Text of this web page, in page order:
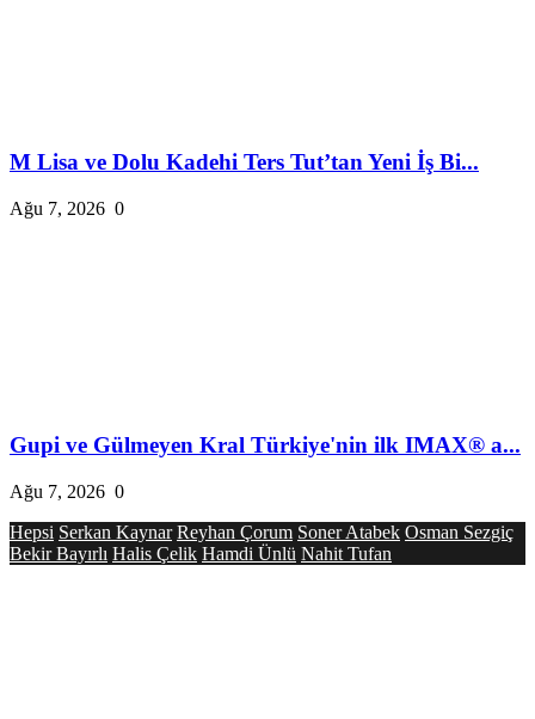
M Lisa ve Dolu Kadehi Ters Tut’tan Yeni İş Bi...
Ağu 7, 2026 0
Gupi ve Gülmeyen Kral Türkiye'nin ilk IMAX® a...
Ağu 7, 2026 0
Hepsi Serkan Kaynar Reyhan Çorum Soner Atabek Osman Sezgiç
Bekir Bayırlı Halis Çelik Hamdi Ünlü Nahit Tufan